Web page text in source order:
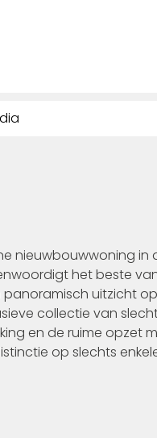
nieuwbouwwoning
het beste
uitzicht
collectie van
en de ruime opzet
op slechts